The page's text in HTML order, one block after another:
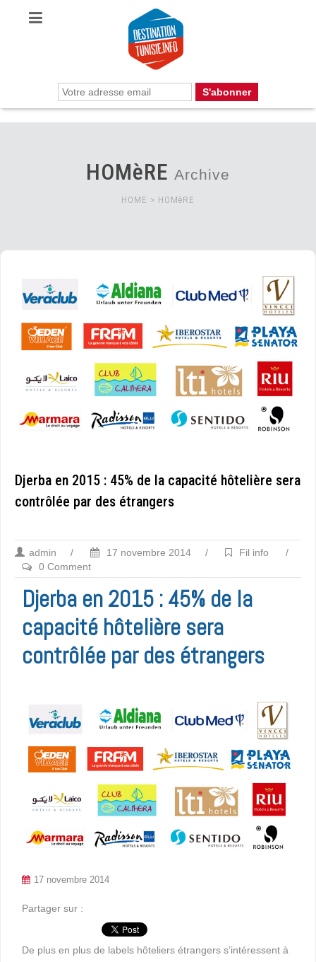
HOMèRE Archive
HOME > HOMèRE
Djerba en 2015 : 45% de la capacité hôtelière sera
contrôlée par des étrangers
admin / 17 novembre 2014 / Fil info
/
0 Comment
Djerba en 2015 : 45% de la
capacité hôtelière sera
contrôlée par des étrangers
17 novembre 2014
Partager sur :
De plus en plus de labels hôteliers étrangers s’intéressent à